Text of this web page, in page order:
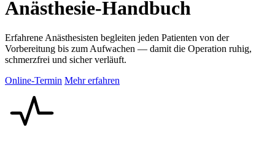
Anästhesie-Handbuch
Erfahrene Anästhesisten begleiten jeden Patienten von der
Vorbereitung bis zum Aufwachen — damit die Operation ruhig,
schmerzfrei und sicher verläuft.
Online-Termin Mehr erfahren